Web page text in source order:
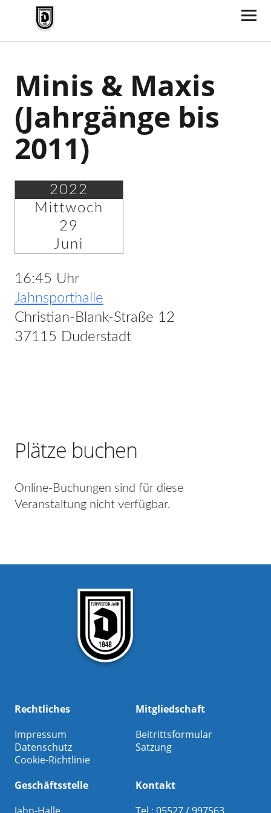
TV Jahn Duderstadt
Minis & Maxis
(Jahrgänge bis
2011)
2022
Mittwoch
29
Juni
16:45 Uhr
Jahnsporthalle
Christian-Blank-Straße 12
37115 Duderstadt
Plätze buchen
Online-Buchungen sind für diese
Veranstaltung nicht verfügbar.
Rechtliches
Impressum
Datenschutz
Cookie-Richtlinie
Mitgliedschaft
Beitrittsformular
Satzung
Geschäftsstelle
Kontakt